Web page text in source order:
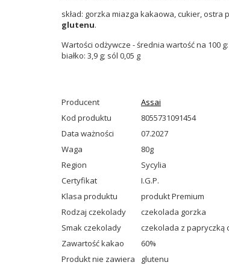
skład: gorzka miazga kakaowa, cukier, ostra
glutenu.
Wartości odżywcze - średnia wartość na 100
białko: 3,9 g; sól 0,05 g
Producent
Assai
Kod produktu
8055731091454
Data ważności
07.2027
Waga
80g
Region
Sycylia
Certyfikat
I.G.P.
Klasa produktu
produkt Premium
Rodzaj czekolady
czekolada gorzka
Smak czekolady
czekolada z papryczką
Zawartość kakao
60%
Produkt nie zawiera
glutenu